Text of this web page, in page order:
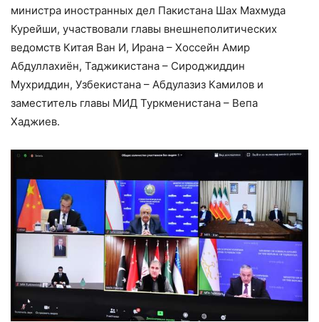
министра иностранных дел Пакистана Шах Махмуда
Курейши, участвовали главы внешнеполитических
ведомств Китая Ван И, Ирана – Хоссейн Амир
Абдуллахиён, Таджикистана – Сироджиддин
Мухриддин, Узбекистана – Абдулазиз Камилов и
заместитель главы МИД Туркменистана – Вепа
Хаджиев.